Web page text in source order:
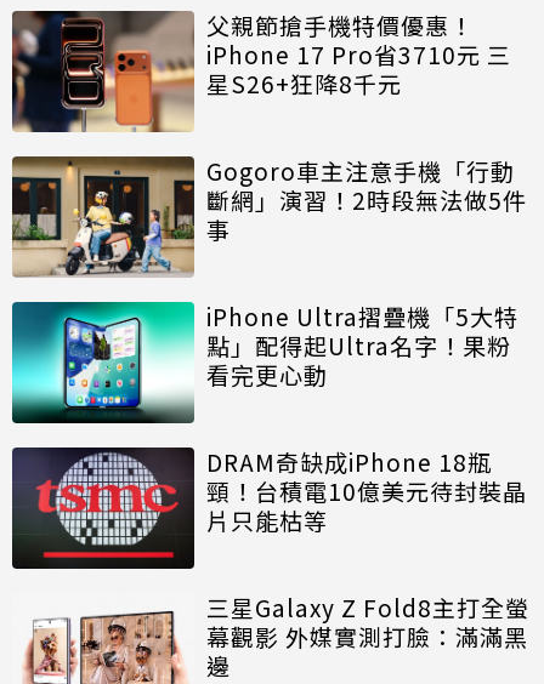
父親節搶手機特價優惠！
iPhone 17 Pro省3710元 三
星S26+狂降8千元
Gogoro車主注意手機「行動
斷網」演習！2時段無法做5件
事
iPhone Ultra摺疊機「5大特
點」配得起Ultra名字！果粉
看完更心動
DRAM奇缺成iPhone 18瓶
頸！台積電10億美元待封裝晶
片只能枯等
三星Galaxy Z Fold8主打全螢
幕觀影 外媒實測打臉：滿滿黑
邊